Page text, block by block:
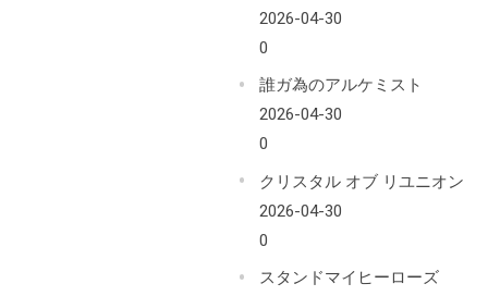
2026-04-30
0
誰ガ為のアルケミスト
2026-04-30
0
クリスタル オブ リユニオン
2026-04-30
0
スタンドマイヒーローズ